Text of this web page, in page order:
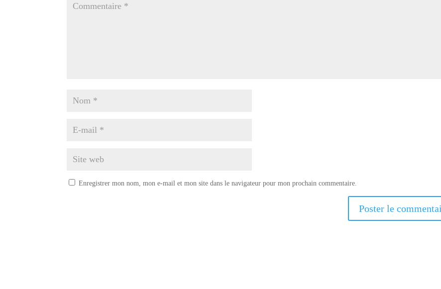
Enregistrer mon nom, mon e-mail et mon site dans le navigateur pour mon prochain commentaire.